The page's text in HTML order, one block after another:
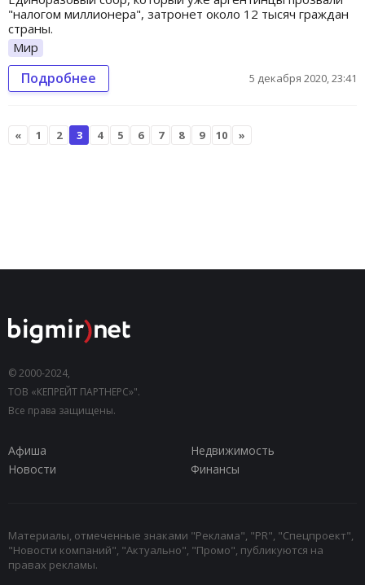
"налогом миллионера", затронет около 12 тысяч граждан
страны.
Мир
Подробнее 5 декабря 2020, 23:41
« 1 2 3 4 5 6 7 8 9 10 »
© 2000-2024,
ТОВ «КЕПРЕЙТ ПАРТНЕРС»".
Все права защищены.
Афиша
Недвижимость
Новости
Финансы
Материалы, отмеченные знаками "Реклама", "PR", "Спецпроект",
"Новости компаний", "Актуально", "Промо", публикуются на
правах рекламы.